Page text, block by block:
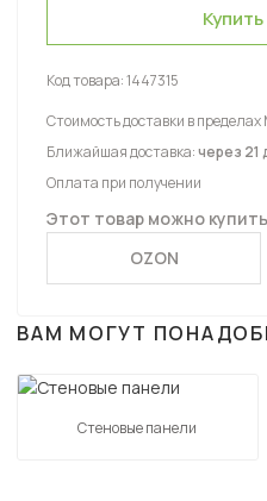
Купить
Код товара:1447315
Стоимость доставки в
Ближайшая доставка:через 21
Оплата при получении
Этот товар можно
OZON
ВАМ МОГУТ
Стеновые панели